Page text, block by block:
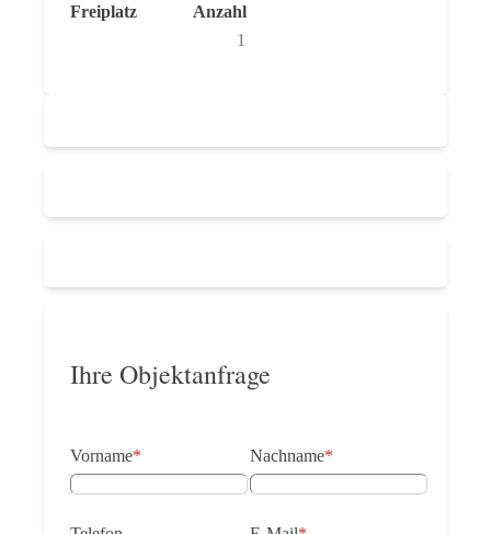
Freiplatz
Anzahl
1
Ihre Objektanfrage
Vorname* Nachname*